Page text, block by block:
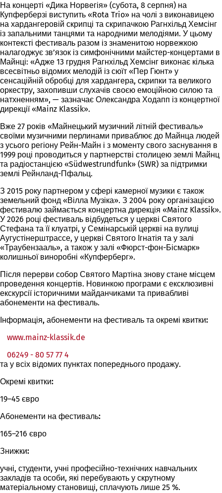
На концерті «Дика Норвегія» (субота, 8 серпня) на
Купферберзі виступить «Rota Trio» на чолі з виконавицею
на хардангеровій скрипці та скрипачкою Рагнхільд Хемсінг
із запальними танцями та народними мелодіями. У цьому
контексті фестиваль разом із знаменитою норвежкою
налагоджує зв’язок із симфонічними майстер-концертами в
Майнці: «Адже 13 грудня Рагнхільд Хемсінг виконає кілька
всесвітньо відомих мелодій із сюїт «Пер Гюнт» у
сенсаційній обробці для хардангера, скрипки та великого
оркестру, захопивши слухачів своєю емоційною силою та
натхненням», — зазначає Олександра Ходапп із концертної
дирекції «Mainz Klassik».
Вже 27 років «Майнецький музичний літній фестиваль»
своїми музичними перлинами приваблює до Майнца людей
з усього регіону Рейн-Майн і з моменту свого заснування в
1999 році проводиться у партнерстві столицею землі Майнц
та радіостанцією «Südwestrundfunk» (SWR) за підтримки
землі Рейнланд-Пфальц.
З 2015 року партнером у сфері камерної музики є також
земельний фонд «Вілла Музіка». З 2004 року організацією
фестивалю займається концертна дирекція «Mainz Klassik».
У 2026 році фестиваль відбудеться у церкві Святого
Стефана та її клуатрі, у Семінарській церкві на вулиці
Аугустінерштрассе, у церкві Святого Ігнатія та у залі
«Траубензааль», а також у залі «Фюрст-фон-Бісмарк»
колишньої виноробні «Купферберг».
Після перерви собор Святого Мартіна знову стане місцем
проведення концертів. Новинкою програми є ексклюзивні
екскурсії історичними майданчиками та привабливі
абонементи на фестиваль.
Інформація, абонементи на фестиваль та окремі квитки:
www.mainz-klassik.de
вкладці)
06249 - 80 57 77 4
та у всіх відомих пунктах попереднього продажу.
Окремі квитки:
19–45 євро
Абонементи на фестиваль:
165–216 євро
Знижки:
учні, студенти, учні професійно-технічних навчальних
закладів та особи, які перебувають у скрутному
матеріальному становищі, сплачують лише 25 %.